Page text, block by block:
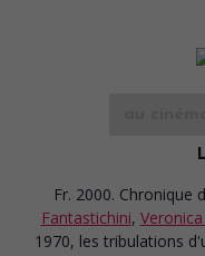
Fr. 2000. Chronique
Fantastichini,
1970, les tribulations